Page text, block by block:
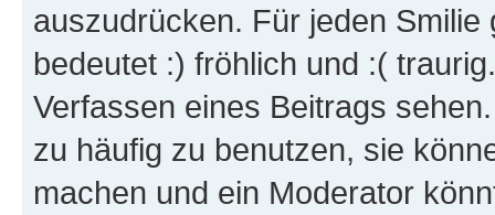
auszudrücken. Für jeden
bedeutet :) fröhlich und :(
Verfassen eines Beitrags
zu häufig zu benutzen, sie
machen und ein Moderator